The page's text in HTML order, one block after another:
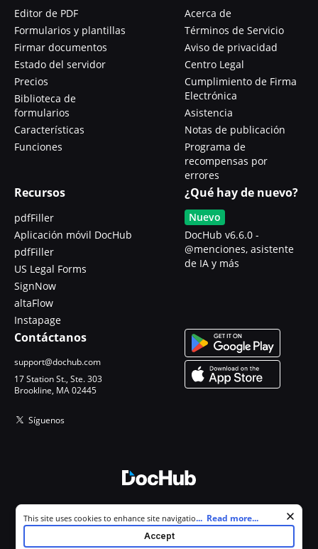
Editor de PDF
Formularios y plantillas
Firmar documentos
Estado del servidor
Precios
Biblioteca de
formularios
Características
Funciones
Acerca de
Términos de Servicio
Aviso de privacidad
Centro Legal
Cumplimiento de Firma
Electrónica
Asistencia
Notas de publicación
Programa de
recompensas por
errores
Recursos
pdfFiller
Aplicación móvil DocHub
pdfFiller
US Legal Forms
SignNow
altaFlow
Instapage
¿Qué hay de nuevo?
Nuevo
DocHub v6.6.0 -
@menciones, asistente
de IA y más
Contáctanos
support@dochub.com
17 Station St., Ste. 303
Brookline, MA 02445
Síguenos
Todos los derechos reservados.
Cookie consent notice
This site uses cookies to enhance site navigation and personalize
your experience. By using this site you agree to our use of cookies as
described in our
. You can modify your selections by
... Read more...
Accept